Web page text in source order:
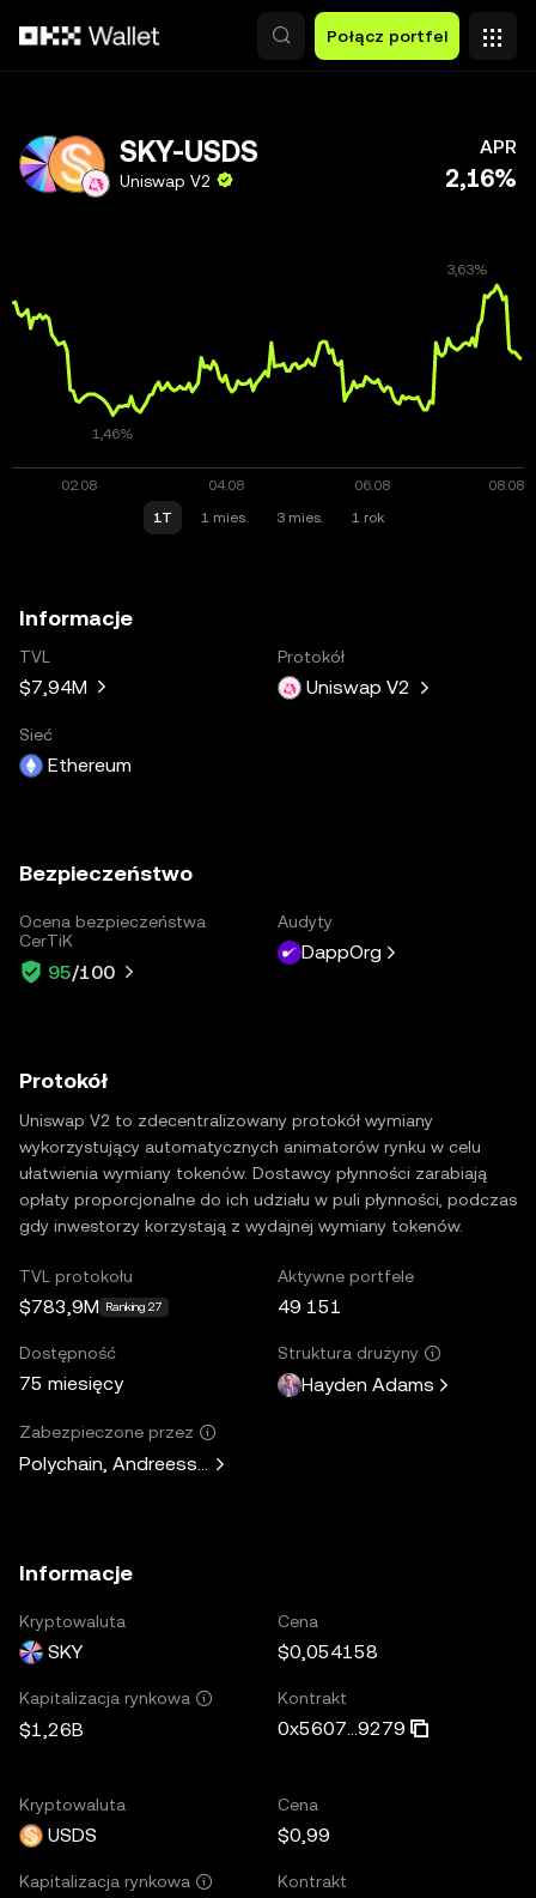
Połącz portfel
SKY-USDS
Uniswap V2
APR
2,16%
1T 1 mies. 3 mies. 1 rok
Informacje
TVL
$7,94M
Protokół
Uniswap V2
Sieć
Ethereum
Bezpieczeństwo
Ocena bezpieczeństwa
CerTiK
95/100
Audyty
DappOrg
Protokół
Uniswap V2 to zdecentralizowany protokół wymiany
wykorzystujący automatycznych animatorów rynku w celu
ułatwienia wymiany tokenów. Dostawcy płynności zarabiają
opłaty proporcjonalne do ich udziału w puli płynności, podczas
gdy inwestorzy korzystają z wydajnej wymiany tokenów.
TVL protokołu
$783,9M Ranking 27
Aktywne portfele
49 151
Dostępność
75 miesięcy
Struktura drużyny
Hayden Adams
Zabezpieczone przez
Polychain, Andreessen Horowitz, Paradigm, Variant Fund,
Informacje
Kryptowaluta
SKY
Cena
$0,054158
Kapitalizacja rynkowa
$1,26B
Kontrakt
0x5607...9279
Kryptowaluta
USDS
Cena
$0,99
Kapitalizacja rynkowa Kontrakt